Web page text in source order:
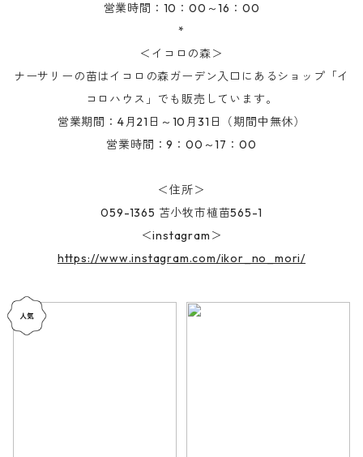
営業時間：10：00～16：00
*
＜イコロの森＞
ナーサリーの苗はイコロの森ガーデン入口にあるショップ「イ
コロハウス」でも販売しています。
営業期間：4月21日～10月31日（期間中無休）
営業時間：9：00～17：00
＜住所＞
059-1365 苫小牧市植苗565-1
＜instagram＞
https://www.instagram.com/ikor_no_mori/